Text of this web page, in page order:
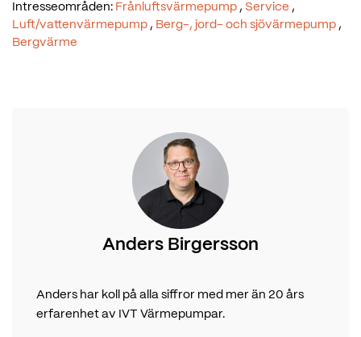
Intresseområden: Frånluftsvärmepump , Service ,
Luft/vattenvärmepump , Berg-, jord- och sjövärmepump ,
Bergvärme
Anders Birgersson
Anders har koll på alla siffror med mer än 20 års
erfarenhet av IVT Värmepumpar.